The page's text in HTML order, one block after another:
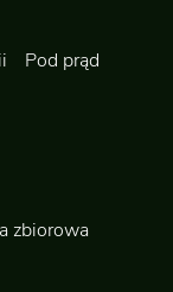
Pod prąd
zbiorowa